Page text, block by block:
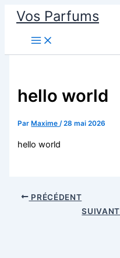
Aller
contenu
Vos Parfums
hello world
Par Maxime/28 mai 2026
hello world
PRÉCÉDENT
SUIVANT